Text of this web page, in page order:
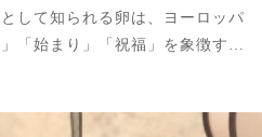
して知られる卵は、ヨーロッパ
「始まり」「祝福」を象徴す…